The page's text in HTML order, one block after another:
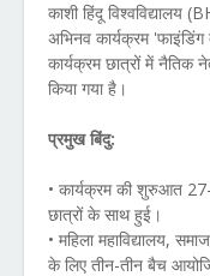
काशी हिंदू विश्वविद्यालय
अभिनव कार्यक्रम
कार्यक्रम छात्रों में नैतिक
किया गया है।
प्रमुख बिंदु:
• कार्यक्रम की शुरुआत
छात्रों के साथ हुई।
• महिला महाविद्यालय,
के लिए तीन-तीन बैच